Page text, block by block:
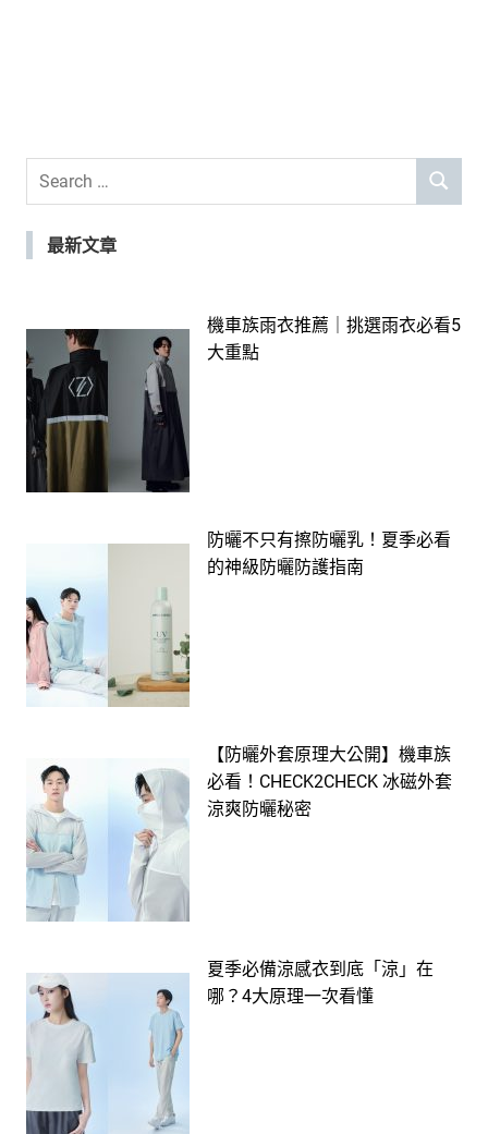
Search
SEARCH
最新文章
機車族雨衣推薦｜挑選雨衣必看5
大重點
防曬不只有擦防曬乳！夏季必看
的神級防曬防護指南
【防曬外套原理大公開】機車族
必看！CHECK2CHECK 冰磁外套
涼爽防曬秘密
夏季必備涼感衣到底「涼」在
哪？4大原理一次看懂